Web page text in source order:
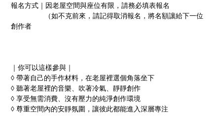
報名方式｜因老屋空間與座位有限，請務必填表報名
​ ​ ​ ​ ​ ​ ​ ​ ​ ​ ​ ​ ​ ​ ​ （如不克前來，請記得取消報名，將名額讓給下一位
創作者
｜你可以這樣參與｜
◊ 帶著自己的手作材料，在老屋裡選個角落坐下
◊ 聽著老屋裡的音樂、吹著冷氣、靜靜創作
◊ 享受無需消費、沒有壓力的純淨創作環境
◊ 尊重空間內的安靜氛圍，讓彼此都能進入深層專注